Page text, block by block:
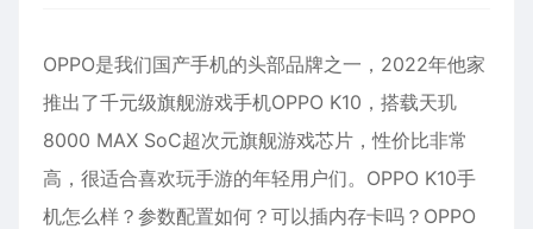
OPPO是我们国产手机的头部品牌之一，2022年他家
推出了千元级旗舰游戏手机OPPO K10 ，搭载天玑
8000 MAX SoC超次元旗舰游戏芯片，性价比非常
高，很适合喜欢玩手游的年轻用户们。OPPO K10手
机怎么样？参数配置如何？可以插内存卡吗？OPPO